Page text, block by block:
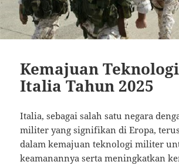
Kemajuan
Italia Tahun 2025
Italia, sebagai salah satu negara
militer yang signifikan di Eropa,
dalam kemajuan teknologi militer
keamanannya serta meningkatkan